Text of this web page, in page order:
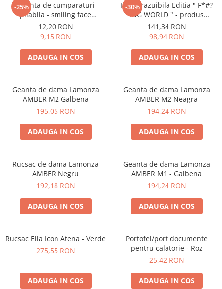
-25%
Geanta de cumparaturi
pliabila - smiling face
(ochelari)
12,20 RON
9,15 RON
ADAUGA IN COS
-30%
Harta razuibila Editia " F*#?
ING WORLD " - produs
original Luckies London
141,34 RON
98,94 RON
ADAUGA IN COS
Geanta de dama Lamonza
AMBER M2 Galbena
195,05 RON
ADAUGA IN COS
Geanta de dama Lamonza
AMBER M2 Neagra
194,24 RON
ADAUGA IN COS
Rucsac de dama Lamonza
AMBER Negru
192,18 RON
ADAUGA IN COS
Geanta de dama Lamonza
AMBER M1 - Galbena
194,24 RON
ADAUGA IN COS
Rucsac Ella Icon Atena - Verde
275,55 RON
ADAUGA IN COS
Portofel/port documente
pentru calatorie - Roz
25,42 RON
ADAUGA IN COS